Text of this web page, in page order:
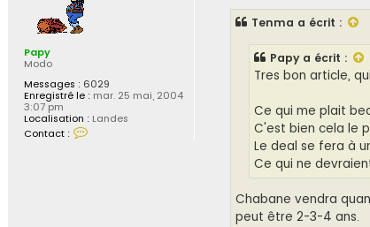
Papy
Modo
Messages : 6029
Enregistré le : mar. 25 mai, 2004
3:07 pm
Localisation : Landes
Contact :
Tenma a écrit :
Papya écrit :
Tres bon article,
Ce qui me plait
C'est bien cela le
Le deal se fera à
Ce qui ne
Chabane vendra
peut être 2-3-4 ans.